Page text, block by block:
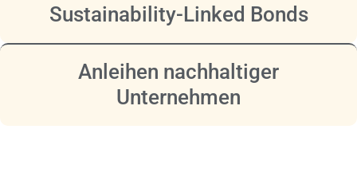
Sustainability-Linked Bonds
Anleihen nachhaltiger
Unternehmen